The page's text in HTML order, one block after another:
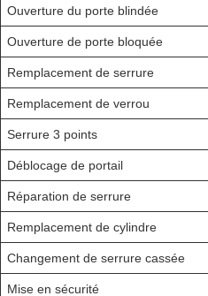
Ouverture du porte blindée
Ouverture de porte bloquée
Remplacement de serrure
Remplacement de verrou
Serrure 3 points
Déblocage de portail
Réparation de serrure
Remplacement de cylindre
Changement de serrure cassée
Mise en sécurité